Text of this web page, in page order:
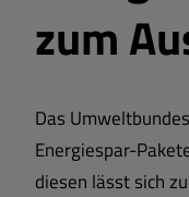
zum
Das
Energiespar-
diesen lässt sich